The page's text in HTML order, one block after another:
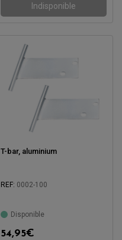
Indisponible
T-bar, aluminium
REF: 0002-100
Disponible
54,95€